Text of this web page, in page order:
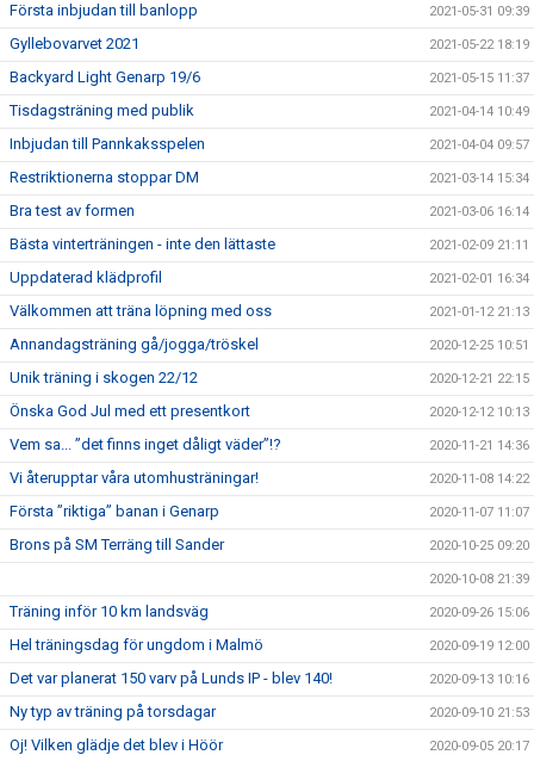
Första inbjudan till banlopp 2021-05-31 09:39
Gyllebovarvet 2021 2021-05-22 18:19
Backyard Light Genarp 19/6 2021-05-15 11:37
Tisdagsträning med publik 2021-04-14 10:49
Inbjudan till Pannkaksspelen 2021-04-04 09:57
Restriktionerna stoppar DM 2021-03-14 15:34
Bra test av formen 2021-03-06 16:14
Bästa vinterträningen - inte den lättaste 2021-02-09 21:11
Uppdaterad klädprofil 2021-02-01 16:34
Välkommen att träna löpning med oss 2021-01-12 21:13
Annandagsträning gå/jogga/tröskel 2020-12-25 10:51
Unik träning i skogen 22/12 2020-12-21 22:15
Önska God Jul med ett presentkort 2020-12-12 10:13
Vem sa... ”det finns inget dåligt väder”!? 2020-11-21 14:36
Vi återupptar våra utomhusträningar! 2020-11-08 14:22
Första ”riktiga” banan i Genarp 2020-11-07 11:07
Brons på SM Terräng till Sander 2020-10-25 09:20
2020-10-08 21:39
Träning inför 10 km landsväg 2020-09-26 15:06
Hel träningsdag för ungdom i Malmö 2020-09-19 12:00
Det var planerat 150 varv på Lunds IP - blev 140! 2020-09-13 10:16
Ny typ av träning på torsdagar 2020-09-10 21:53
Oj! Vilken glädje det blev i Höör 2020-09-05 20:17